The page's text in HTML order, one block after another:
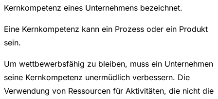
Kernkompetenz eines Unternehmens bezeichnet.
Eine Kernkompetenz kann ein Prozess oder ein Produkt
sein.
Um wettbewerbsfähig zu bleiben, muss ein Unternehmen
seine Kernkompetenz unermüdlich verbessern. Die
Verwendung von Ressourcen für Aktivitäten, die nicht die